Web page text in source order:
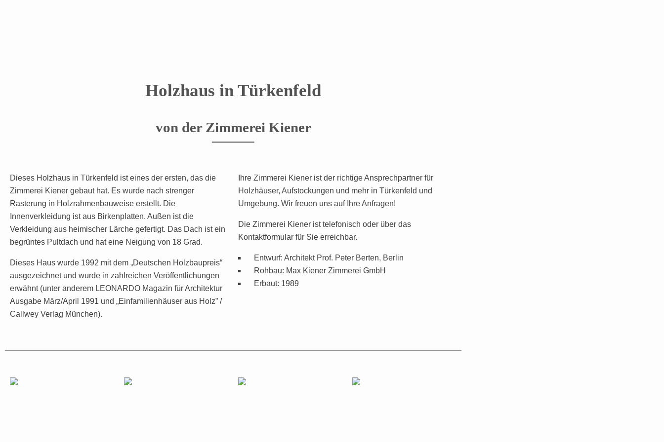
Holzhaus in Türkenfeld
von der Zimmerei Kiener
Dieses Holzhaus in Türkenfeld ist eines der ersten, das die
Zimmerei Kiener gebaut hat. Es wurde nach strenger
Rasterung in Holzrahmenbauweise erstellt. Die
Innenverkleidung ist aus Birkenplatten. Außen ist die
Verkleidung aus heimischer Lärche gefertigt. Das Dach ist ein
begrüntes Pultdach und hat eine Neigung von 18 Grad.
Dieses Haus wurde 1992 mit dem „Deutschen Holzbaupreis“
ausgezeichnet und wurde in zahlreichen Veröffentlichungen
erwähnt (unter anderem LEONARDO Magazin für Architektur
Ausgabe März/April 1991 und „Einfamilienhäuser aus Holz” /
Callwey Verlag München).
Ihre Zimmerei Kiener ist der richtige Ansprechpartner für
Holzhäuser, Aufstockungen und mehr in Türkenfeld und
Umgebung. Wir freuen uns auf Ihre Anfragen!
Die Zimmerei Kiener ist telefonisch oder über das
Kontaktformular für Sie erreichbar.
Entwurf: Architekt Prof. Peter Berten, Berlin
Rohbau: Max Kiener Zimmerei GmbH
Erbaut: 1989